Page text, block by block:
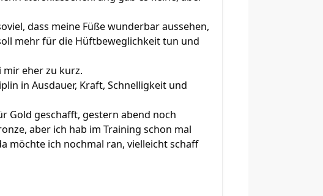
dass meine Füße wunderbar aussehen,
mehr für die Hüftbeweglichkeit tun und
mir eher zu kurz.
in Ausdauer, Kraft, Schnelligkeit und
Gold geschafft, gestern abend noch
aber ich hab im Training schon mal
möchte ich nochmal ran, vielleicht schaff